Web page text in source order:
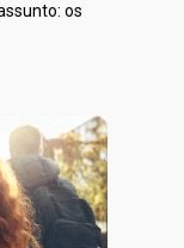
os